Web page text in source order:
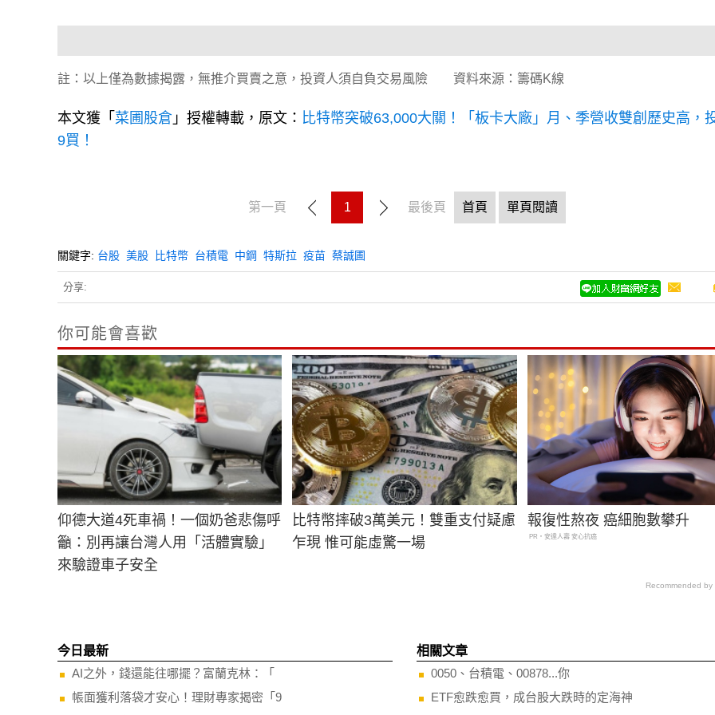
註：以上僅為數據揭露，無推介買賣之意，投資人須自負交易風險 資料來源：籌碼K線
本文獲「 菜圃股倉 」授權轉載，原文： 比特幣突破63,000大關！「板卡大廠」月、季營收雙創歷史高，
9買！
第一頁 1 最後頁 首頁 單頁閱讀
關鍵字: 台股 美股 比特幣 台積電 中鋼 特斯拉 疫苗 蔡誠圃
分享:
你可能會喜歡
仰德大道4死車禍！一個奶爸悲傷呼
籲：別再讓台灣人用「活體實驗」
來驗證車子安全
比特幣摔破3萬美元！雙重支付疑慮
乍現 惟可能虛驚一場
報復性熬夜 癌細胞數攀升
PR・安達人壽 安心抗癌
Recommended by
今日最新
AI之外，錢還能往哪擺？富蘭克林：「
帳面獲利落袋才安心！理財專家揭密「9
相關文章
0050、台積電、00878...你
ETF愈跌愈買，成台股大跌時的定海神